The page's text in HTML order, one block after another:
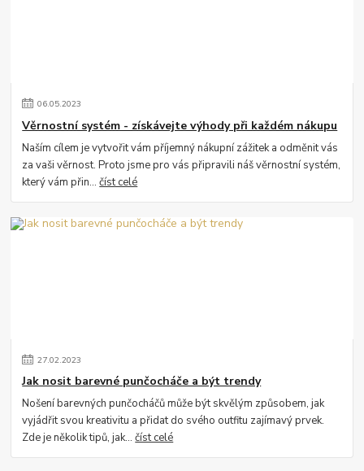
06.05.2023
Věrnostní systém - získávejte výhody při každém nákupu
Naším cílem je vytvořit vám příjemný nákupní zážitek a odměnit vás
za vaši věrnost. Proto jsme pro vás připravili náš věrnostní systém,
který vám přin...číst celé
27.02.2023
Jak nosit barevné punčocháče a být trendy
Nošení barevných punčocháčů může být skvělým způsobem, jak
vyjádřit svou kreativitu a přidat do svého outfitu zajímavý prvek.
Zde je několik tipů, jak...číst celé